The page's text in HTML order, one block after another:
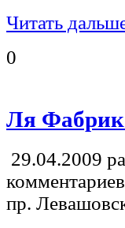
Читать
0
Ля
29.04.2009
комментариев
пр.